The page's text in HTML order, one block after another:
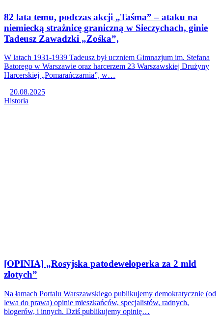
82 lata temu, podczas akcji „Taśma” – ataku na
niemiecką strażnicę graniczną w Sieczychach, ginie
Tadeusz Zawadzki „Zośka”,
W latach 1931-1939 Tadeusz był uczniem Gimnazjum im. Stefana
Batorego w Warszawie oraz harcerzem 23 Warszawskiej Drużyny
Harcerskiej „Pomarańczarnia”, w…
20.08.2025
Historia
[OPINIA] „Rosyjska patodeweloperka za 2 mld
złotych”
Na łamach Portalu Warszawskiego publikujemy demokratycznie (od
lewa do prawa) opinie mieszkańców, specjalistów, radnych,
blogerów, i innych. Dziś publikujemy opinię…